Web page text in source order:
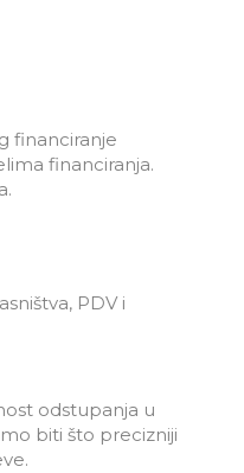
financiranje
financiranja.
PDV i
odstupanja u
biti što precizniji